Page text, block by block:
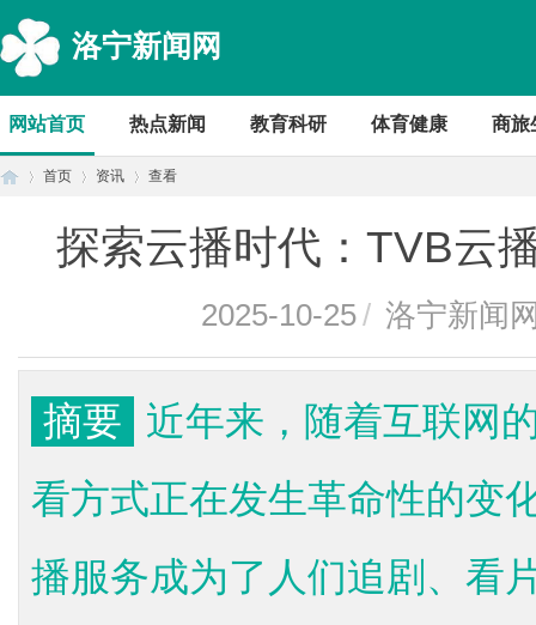
洛宁新闻网
网站首页 热点新闻 教育科研 体育健康 商旅
首页 资讯 查看
探索云播时代：TVB云
2025-10-25/ 洛宁新闻
摘要
近年来，随着互联网
看方式正在发生革命性的变
播服务成为了人们追剧、看